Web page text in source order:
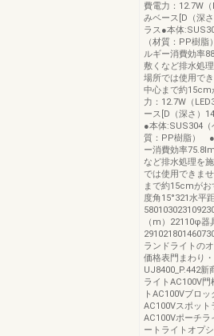
費電力：12.7W
みベース[D（深
ラス●本体
（材質：PP樹
ルギー消費効率
敷くなど排水処
場所では使用で
中心まで約15cm
力：12.7W（
ース[D（深さ）
●本体:SUS304
質：PP樹脂） ●
ー消費効率
など排水処理を
では使用できま
まで約15cmが
度角15°321水平
（m）22110φ
ランドライトの
価格表門まわり
UJ8400_P.442新
ライトAC100V
トAC100Vブロ
AC100Vスポッ
AC100Vポーチ
ートライトオプ